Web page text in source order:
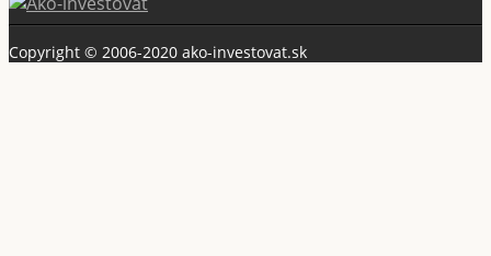
Copyright © 2006-2020 ako-investovat.sk